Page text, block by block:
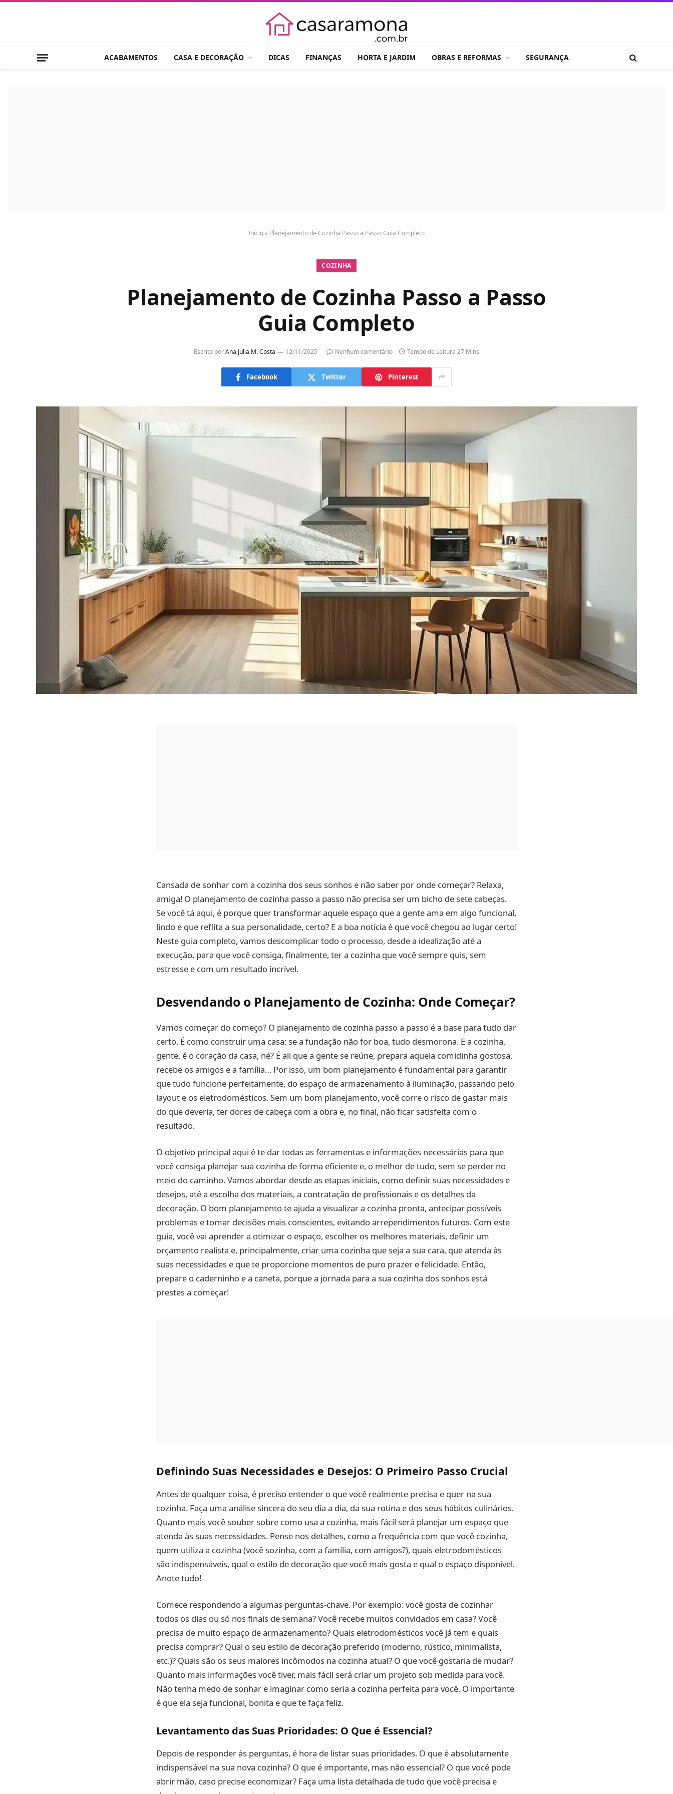
ACABAMENTOS CASA E DECORAÇÃO DICAS FINANÇAS HORTA E JARDIM OBRAS E REFORMAS SEGURANÇA
Início » Planejamento de Cozinha Passo a Passo Guia Completo
COZINHA
Planejamento de Cozinha Passo a Passo
Guia Completo
Escrito porAna Julia M. Costa 12/11/2025 Nenhum comentário Tempo de Leitura 27 Mins
Facebook Twitter Pinterest
Cansada de sonhar com a cozinha dos seus sonhos e não saber por onde começar? Relaxa,
amiga! O planejamento de cozinha passo a passo não precisa ser um bicho de sete cabeças.
Se você tá aqui, é porque quer transformar aquele espaço que a gente ama em algo funcional,
lindo e que reflita a sua personalidade, certo? E a boa notícia é que você chegou ao lugar certo!
Neste guia completo, vamos descomplicar todo o processo, desde a idealização até a
execução, para que você consiga, finalmente, ter a cozinha que você sempre quis, sem
estresse e com um resultado incrível.
Desvendando o Planejamento de Cozinha: Onde Começar?
Vamos começar do começo? O planejamento de cozinha passo a passo é a base para tudo dar
certo. É como construir uma casa: se a fundação não for boa, tudo desmorona. E a cozinha,
gente, é o coração da casa, né? É ali que a gente se reúne, prepara aquela comidinha gostosa,
recebe os amigos e a família… Por isso, um bom planejamento é fundamental para garantir
que tudo funcione perfeitamente, do espaço de armazenamento à iluminação, passando pelo
layout e os eletrodomésticos. Sem um bom planejamento, você corre o risco de gastar mais
do que deveria, ter dores de cabeça com a obra e, no final, não ficar satisfeita com o
resultado.
O objetivo principal aqui é te dar todas as ferramentas e informações necessárias para que
você consiga planejar sua cozinha de forma eficiente e, o melhor de tudo, sem se perder no
meio do caminho. Vamos abordar desde as etapas iniciais, como definir suas necessidades e
desejos, até a escolha dos materiais, a contratação de profissionais e os detalhes da
decoração. O bom planejamento te ajuda a visualizar a cozinha pronta, antecipar possíveis
problemas e tomar decisões mais conscientes, evitando arrependimentos futuros. Com este
guia, você vai aprender a otimizar o espaço, escolher os melhores materiais, definir um
orçamento realista e, principalmente, criar uma cozinha que seja a sua cara, que atenda às
suas necessidades e que te proporcione momentos de puro prazer e felicidade. Então,
prepare o caderninho e a caneta, porque a jornada para a sua cozinha dos sonhos está
prestes a começar!
Definindo Suas Necessidades e Desejos: O Primeiro Passo Crucial
Antes de qualquer coisa, é preciso entender o que você realmente precisa e quer na sua
cozinha. Faça uma análise sincera do seu dia a dia, da sua rotina e dos seus hábitos culinários.
Quanto mais você souber sobre como usa a cozinha, mais fácil será planejar um espaço que
atenda às suas necessidades. Pense nos detalhes, como a frequência com que você cozinha,
quem utiliza a cozinha (você sozinha, com a família, com amigos?), quais eletrodomésticos
são indispensáveis, qual o estilo de decoração que você mais gosta e qual o espaço disponível.
Anote tudo!
Comece respondendo a algumas perguntas-chave. Por exemplo: você gosta de cozinhar
todos os dias ou só nos finais de semana? Você recebe muitos convidados em casa? Você
precisa de muito espaço de armazenamento? Quais eletrodomésticos você já tem e quais
precisa comprar? Qual o seu estilo de decoração preferido (moderno, rústico, minimalista,
etc.)? Quais são os seus maiores incômodos na cozinha atual? O que você gostaria de mudar?
Quanto mais informações você tiver, mais fácil será criar um projeto sob medida para você.
Não tenha medo de sonhar e imaginar como seria a cozinha perfeita para você. O importante
é que ela seja funcional, bonita e que te faça feliz.
Levantamento das Suas Prioridades: O Que é Essencial?
Depois de responder às perguntas, é hora de listar suas prioridades. O que é absolutamente
indispensável na sua nova cozinha? O que é importante, mas não essencial? O que você pode
abrir mão, caso precise economizar? Faça uma lista detalhada de tudo que você precisa e